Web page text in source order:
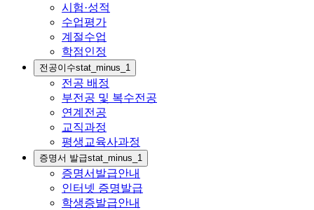
시험·성적
수업평가
계절수업
학점인정
전공이수stat_minus_1
전공 배정
부전공 및 복수전공
연계전공
교직과정
평생교육사과정
증명서 발급stat_minus_1
증명서발급안내
인터넷 증명발급
학생증발급안내